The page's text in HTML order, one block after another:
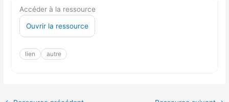
Accéder à la ressource
Ouvrir la ressource
lien autre